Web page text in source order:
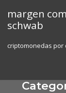
content
margen
schwab
criptomonedas por